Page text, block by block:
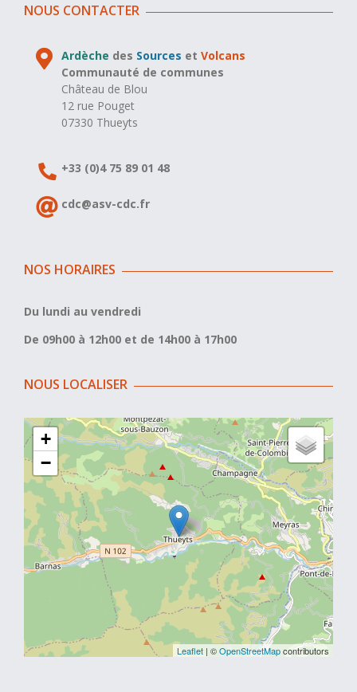
NOUS CONTACTER
Ardèche des Sources etVolcans
Communauté de communes
Château de Blou
12 rue Pouget
07330 Thueyts
+33 (0)4 75 89 01 48
cdc@asv-cdc.fr
NOS HORAIRES
Du lundi au vendredi
De 09h00 à 12h00 et de 14h00 à 17h00
NOUS LOCALISER
+
−
Leaflet | ©OpenStreetMapcontributors